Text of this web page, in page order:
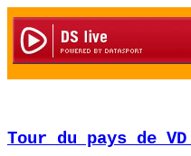
Tour du pays de